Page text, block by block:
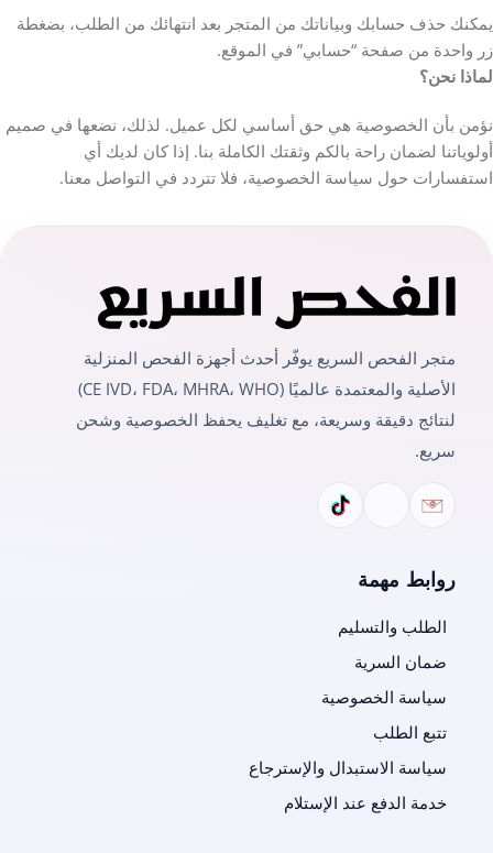
يمكنك حذف حسابك وبياناتك من المتجر بعد انتهائك من الطلب، بضغطة
زر واحدة من صفحة “حسابي” في الموقع.
لماذا نحن؟
نؤمن بأن الخصوصية هي حق أساسي لكل عميل. لذلك، نضعها في صميم
أولوياتنا لضمان راحة بالكم وثقتك الكاملة بنا. إذا كان لديك أي
استفسارات حول سياسة الخصوصية، فلا تتردد في التواصل معنا.
متجر الفحص السريع يوفّر أحدث أجهزة الفحص المنزلية
الأصلية والمعتمدة عالميًا (CE IVD، FDA، MHRA، WHO)
لنتائج دقيقة وسريعة، مع تغليف يحفظ الخصوصية وشحن
سريع.
روابط مهمة
الطلب والتسليم
ضمان السرية
سياسة الخصوصية
تتبع الطلب
سياسة الاستبدال والإسترجاع
خدمة الدفع عند الإستلام